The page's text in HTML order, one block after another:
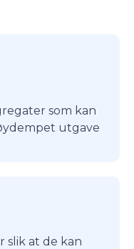
som kan
utgave
slik at de kan